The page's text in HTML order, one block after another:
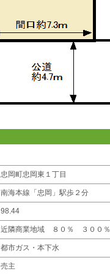
忠岡町忠岡東１丁目
南海本線「忠岡」駅歩２分
98.44
近隣商業地域 ８０％ ３００％
都市ガス・本下水
売主